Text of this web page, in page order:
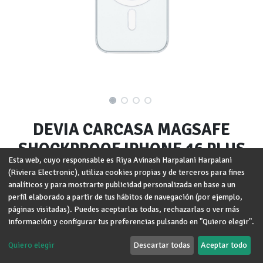
DEVIA CARCASA MAGSAFE
SHOCKPROOF IPHONE 16 PLUS
Marca :DEVIA
Modelo:iPhone 16 Plus
Términos y condiciones
Garantía de devolución de 30 días
Envío: 2-3 días laborales
Esta web, cuyo responsable es Riya Avinash Harpalani Harpalani
(Riviera Electronic), utiliza cookies propias y de terceros para fines
analíticos y para mostrarte publicidad personalizada en base a un
perfil elaborado a partir de tus hábitos de navegación (por ejemplo,
páginas visitadas). Puedes aceptarlas todas, rechazarlas o ver más
información y configurar tus preferencias pulsando en "Quiero elegir".
Quiero elegir Descartar todas Aceptar todo